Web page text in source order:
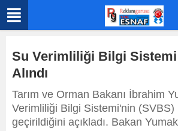
Su Verimliliği Bilgi
Alındı
Tarım ve Orman Bakanı İbrahim
Verimliliği Bilgi Sistemi'nin (SVBS)
geçirildiğini açıkladı. Bakan